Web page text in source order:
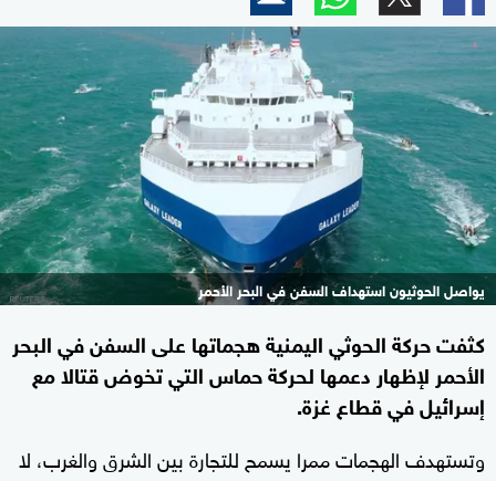
يواصل الحوثيون استهداف السفن في البحر الأحمر
كثفت حركة الحوثي اليمنية هجماتها على السفن في البحر
الأحمر لإظهار دعمها لحركة حماس التي تخوض قتالا مع
إسرائيل في قطاع غزة.
وتستهدف الهجمات ممرا يسمح للتجارة بين الشرق والغرب، لا